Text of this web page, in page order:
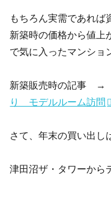
もちろん実需であれば
新築時の価格から値上
で気に入ったマンショ
新築販売時の記事
り モデルルーム訪問
さて、年末の買い出し
津田沼ザ・タワーから